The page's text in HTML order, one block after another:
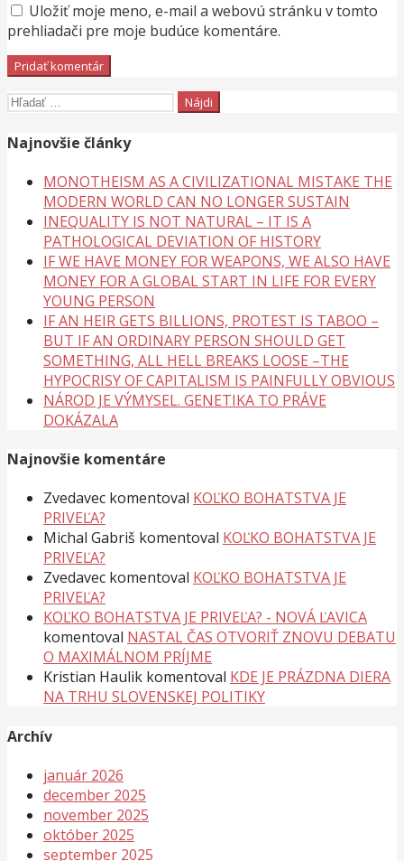
Uložiť moje meno, e-mail a webovú stránku v tomto
prehliadači pre moje budúce komentáre.
Hľadať:
Najnovšie články
MONOTHEISM AS A CIVILIZATIONAL MISTAKE THE
MODERN WORLD CAN NO LONGER SUSTAIN
INEQUALITY IS NOT NATURAL – IT IS A
PATHOLOGICAL DEVIATION OF HISTORY
IF WE HAVE MONEY FOR WEAPONS, WE ALSO HAVE
MONEY FOR A GLOBAL START IN LIFE FOR EVERY
YOUNG PERSON
IF AN HEIR GETS BILLIONS, PROTEST IS TABOO –
BUT IF AN ORDINARY PERSON SHOULD GET
SOMETHING, ALL HELL BREAKS LOOSE –THE
HYPOCRISY OF CAPITALISM IS PAINFULLY OBVIOUS
NÁROD JE VÝMYSEL. GENETIKA TO PRÁVE
DOKÁZALA
Najnovšie komentáre
Zvedavec komentoval KOĽKO BOHATSTVA JE
PRIVEĽA?
Michal Gabriš komentoval KOĽKO BOHATSTVA JE
PRIVEĽA?
Zvedavec komentoval KOĽKO BOHATSTVA JE
PRIVEĽA?
KOĽKO BOHATSTVA JE PRIVEĽA? - NOVÁ ĽAVICA
komentoval NASTAL ČAS OTVORIŤ ZNOVU DEBATU
O MAXIMÁLNOM PRÍJME
Kristian Haulik komentoval KDE JE PRÁZDNA DIERA
NA TRHU SLOVENSKEJ POLITIKY
Archív
január 2026
december 2025
november 2025
október 2025
september 2025